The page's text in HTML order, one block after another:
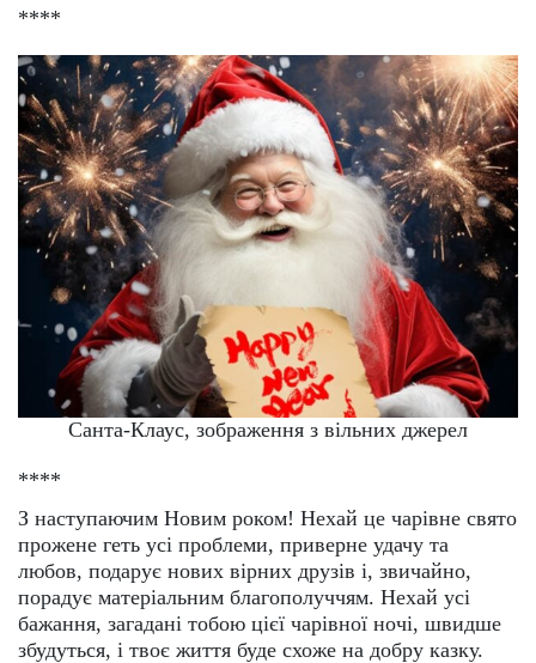
****
Санта-Клаус, зображення з вільних джерел
****
З наступаючим Новим роком! Нехай це чарівне свято
прожене геть усі проблеми, приверне удачу та
любов, подарує нових вірних друзів і, звичайно,
порадує матеріальним благополуччям. Нехай усі
бажання, загадані тобою цієї чарівної ночі, швидше
збудуться, і твоє життя буде схоже на добру казку.